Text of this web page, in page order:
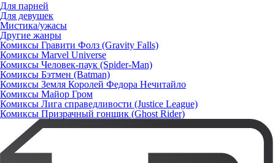
Для парней
Для девушек
Мистика/ужасы
Другие жанры
Комиксы Гравити Фолз (Gravity Falls)
Комиксы Marvel Universe
Комиксы Человек-паук (Spider-Man)
Комиксы Бэтмен (Batman)
Комиксы Земля Королей Федора Нечитайло
Комиксы Майор Гром
Комиксы Лига справедливости (Justice League)
Комиксы Призрачный гонщик (Ghost Rider)